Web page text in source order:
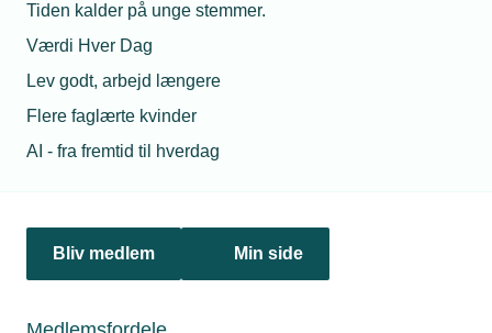
Tiden kalder på unge stemmer.
Værdi Hver Dag
Lev godt, arbejd længere
Flere faglærte kvinder
AI - fra fremtid til hverdag
Bliv medlem Min side
jura@tekniq.dk
tekniq@tekniq.dk